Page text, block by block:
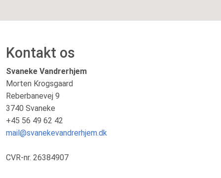
Kontakt os
Svaneke Vandrerhjem
Morten Krogsgaard
Reberbanevej 9
3740 Svaneke
+45 56 49 62 42
mail@svanekevandrerhjem.dk
CVR-nr. 26384907